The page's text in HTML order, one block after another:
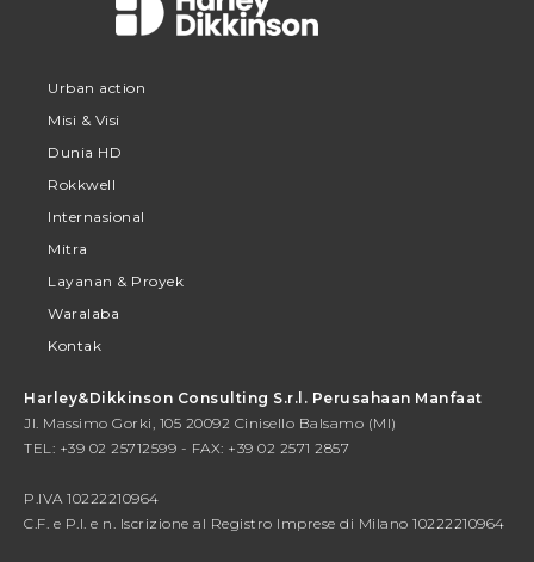
Urban action
Misi & Visi
Dunia HD
Rokkwell
Internasional
Mitra
Layanan & Proyek
Waralaba
Kontak
Harley&Dikkinson Consulting S.r.l. Perusahaan Manfaat
Jl. Massimo Gorki, 105 20092 Cinisello Balsamo (MI)
TEL: +39 02 25712599 - FAX: +39 02 2571 2857
P.IVA 10222210964
C.F. e P.I. e n. Iscrizione al Registro Imprese di Milano 10222210964